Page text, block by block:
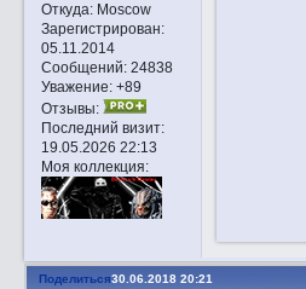
Откуда:Moscow
Зарегистрирован:
05.11.2014
Сообщений:24838
Уважение: +89
Отзывы:
Последний визит:
19.05.2026 22:13
Моя коллекция:
Поделиться30.06.2018 20:21